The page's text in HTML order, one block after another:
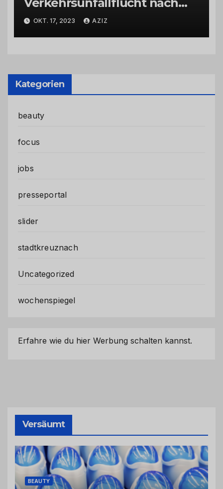
Abbiegevorgang
OKT. 17, 2023 AZIZ
Kategorien
beauty
focus
jobs
presseportal
slider
stadtkreuznach
Uncategorized
wochenspiegel
Erfahre wie du hier Werbung schalten kannst.
Versäumt
BEAUTY